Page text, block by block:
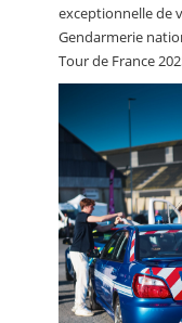
exceptionnelle de
Gendarmerie
Tour de France